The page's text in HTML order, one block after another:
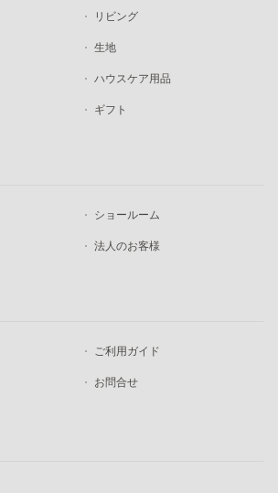
リビング
生地
ハウスケア用品
ギフト
ショールーム
法人のお客様
ご利用ガイド
お問合せ